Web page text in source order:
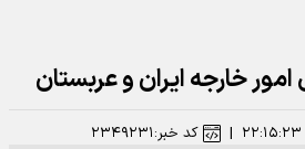
خارجه ایران و عربستان
۲۲:۱۵:۲۳ | کد خبر:۲۳۴۹۲۳۱